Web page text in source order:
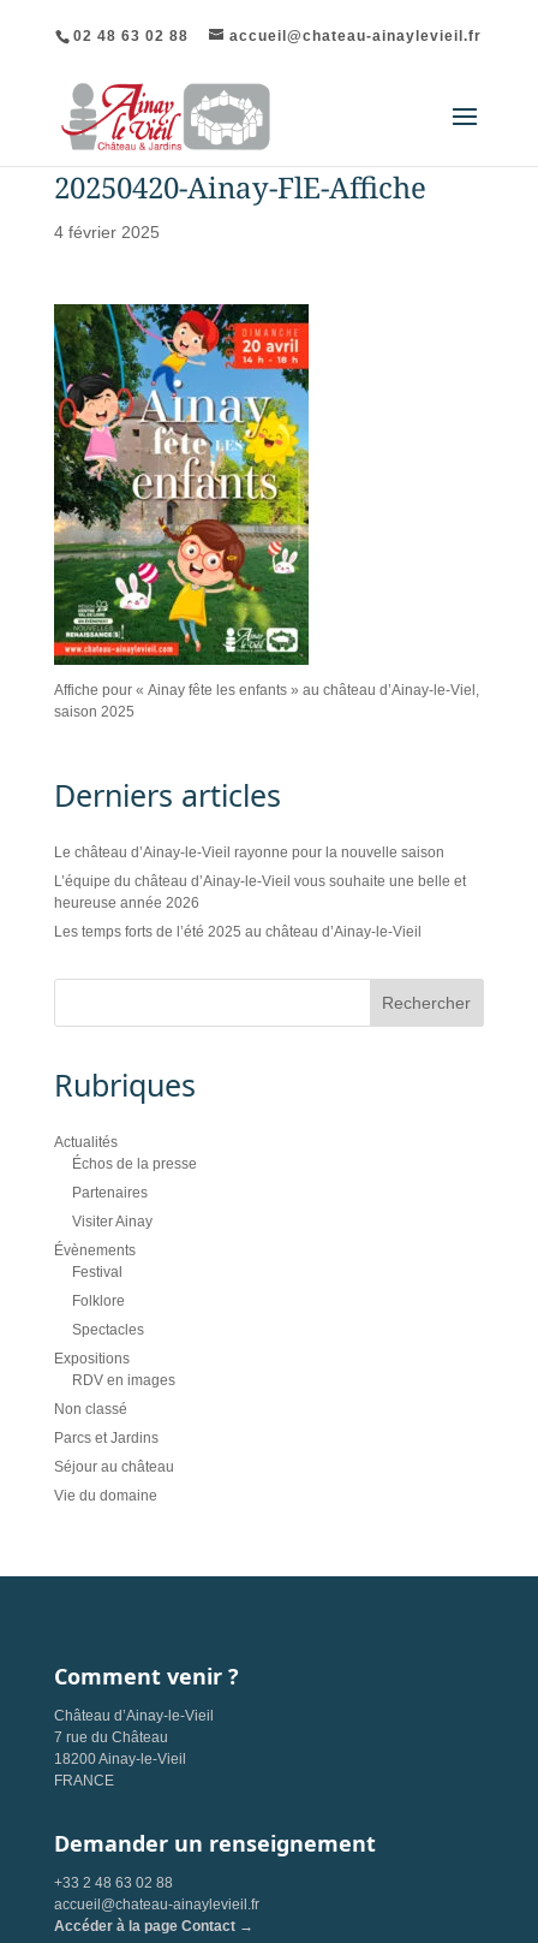
02 48 63 02 88 accueil@chateau-ainaylevieil.fr
20250420-Ainay-FlE-Affiche
4 février 2025
Affiche pour « Ainay fête les enfants » au château d’Ainay-le-Viel,
saison 2025
Derniers articles
Le château d’Ainay-le-Vieil rayonne pour la nouvelle saison
L’équipe du château d’Ainay-le-Vieil vous souhaite une belle et
heureuse année 2026
Les temps forts de l’été 2025 au château d’Ainay-le-Vieil
Rubriques
Actualités
Échos de la presse
Partenaires
Visiter Ainay
Évènements
Festival
Folklore
Spectacles
Expositions
RDV en images
Non classé
Parcs et Jardins
Séjour au château
Vie du domaine
Comment venir ?
Château d’Ainay-le-Vieil
7 rue du Château
18200 Ainay-le-Vieil
FRANCE
Demander un renseignement
+33 2 48 63 02 88
accueil@chateau-ainaylevieil.fr
Accéder à la page Contact →